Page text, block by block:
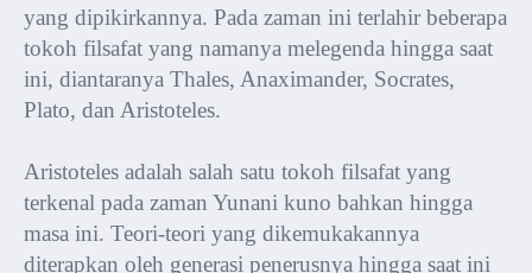
yang dipikirkannya. Pada zaman ini terlahir beberapa
tokoh filsafat yang namanya melegenda hingga saat
ini, diantaranya Thales, Anaximander, Socrates,
Plato, dan Aristoteles.
Aristoteles adalah salah satu tokoh filsafat yang
terkenal pada zaman Yunani kuno bahkan hingga
masa ini. Teori-teori yang dikemukakannya
diterapkan oleh generasi penerusnya hingga saat ini